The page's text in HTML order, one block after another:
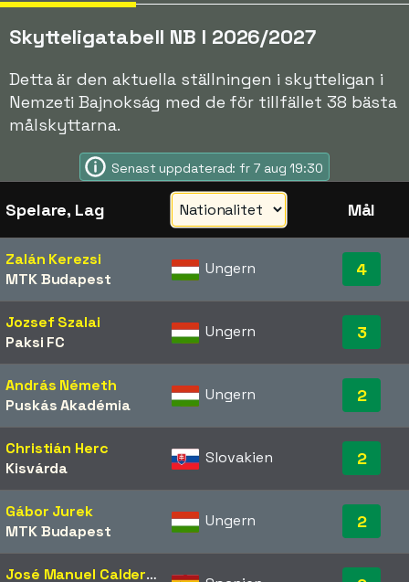
Skytteligatabell NB I 2026/2027
Detta är den aktuella ställningen i skytteligan i
Nemzeti Bajnokság med de för tillfället 38 bästa
målskyttarna.
Senast uppdaterad: fr 7 aug 19:30
Spelare, Lag Mål
Zalán Kerezsi
MTK Budapest
Ungern 4
Jozsef Szalai
Paksi FC
Ungern 3
András Németh
Puskás Akadémia
Ungern 2
Christián Herc
Kisvárda
Slovakien 2
Gábor Jurek
MTK Budapest
Ungern 2
José Manuel Calderón